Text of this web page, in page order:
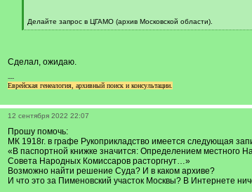
]
Делайте запрос в ЦГАМО (архив Московской области).
[
Сделал, ожидаю.
---
Еврейская генеалогия, архивный поиск и консультации.
12 сентября 2022 22:07
Прошу помочь:
МК 1918г. в графе Рукоприкладство имеется следующая
«В паспортной книжке значится: Определением местного
Совета Народных Комиссаров расторгнут…»
Возможно найти решение Суда? И в каком архиве?
И что это за Пименовский участок Москвы? В Интернете